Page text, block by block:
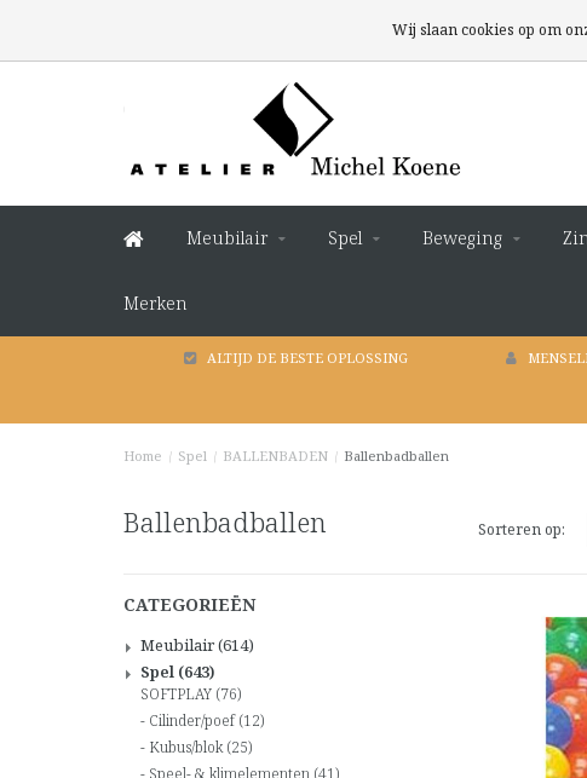
Meubilair Spel Beweging
Merken
ALTIJD DE BESTE OPLOSSING
Home / Spel / BALLENBADEN / Ballenbadballen
Ballenbadballen Sorteren op:
CATEGORIEËN
Meubilair(614)
Spel (643)
SOFTPLAY (76)
Cilinder/poef(12)
Kubus/blok(25)
Speel- & klimelementen (41)
Wij slaan cookies op om